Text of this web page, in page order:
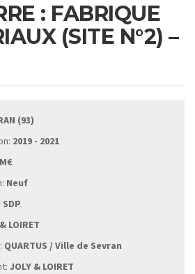
: FABRIQUE
(SITE N°2) –
(93)
2019 - 2021
Neuf
SDP
LOIRET
QUARTUS / Ville de Sevran
JOLY & LOIRET